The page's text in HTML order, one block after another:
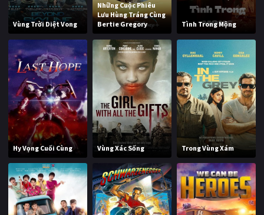
Vùng Trời Diệt Vong
Những Cuộc Phiêu
Lưu Hùng Tráng Cùng
Bertie Gregory
Tình Trong Mộng
Hy Vọng Cuối Cùng Vùng Xác Sống Trong Vùng Xám